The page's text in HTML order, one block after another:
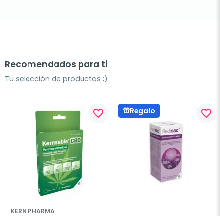
Recomendados para ti
Tu selección de productos ;)
favorite_border
KERN PHARMA
Regalo favorite_border